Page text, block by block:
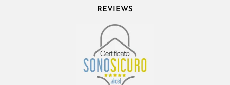
REVIEWS